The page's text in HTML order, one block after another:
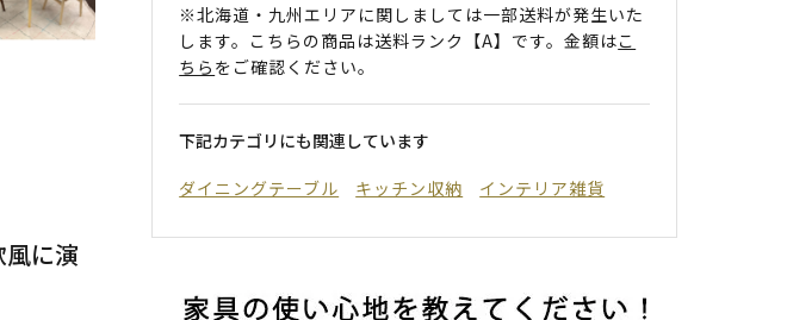
に演
※北海道・九州エリアに関しましては一部送料が発生いた
します。こちらの商品は送料ランク【A】です。金額はこ
ちら をご確認ください。
下記カテゴリにも関連しています
ダイニングテーブル
キッチン収納 インテリア雑貨